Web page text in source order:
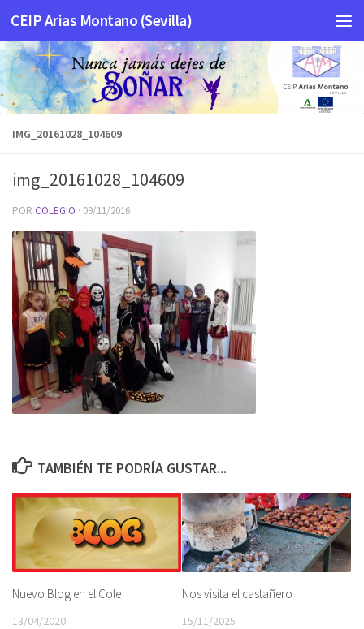
Saltar al contenido
CEIP Arias Montano (Sevilla)
IMG_20161028_104609
img_20161028_104609
POR COLEGIO · 09/11/2016
TAMBIÉN TE PODRÍA GUSTAR...
Nuevo Blog en el Cole
13/04/2020
Nos visita el castañero
15/11/2025